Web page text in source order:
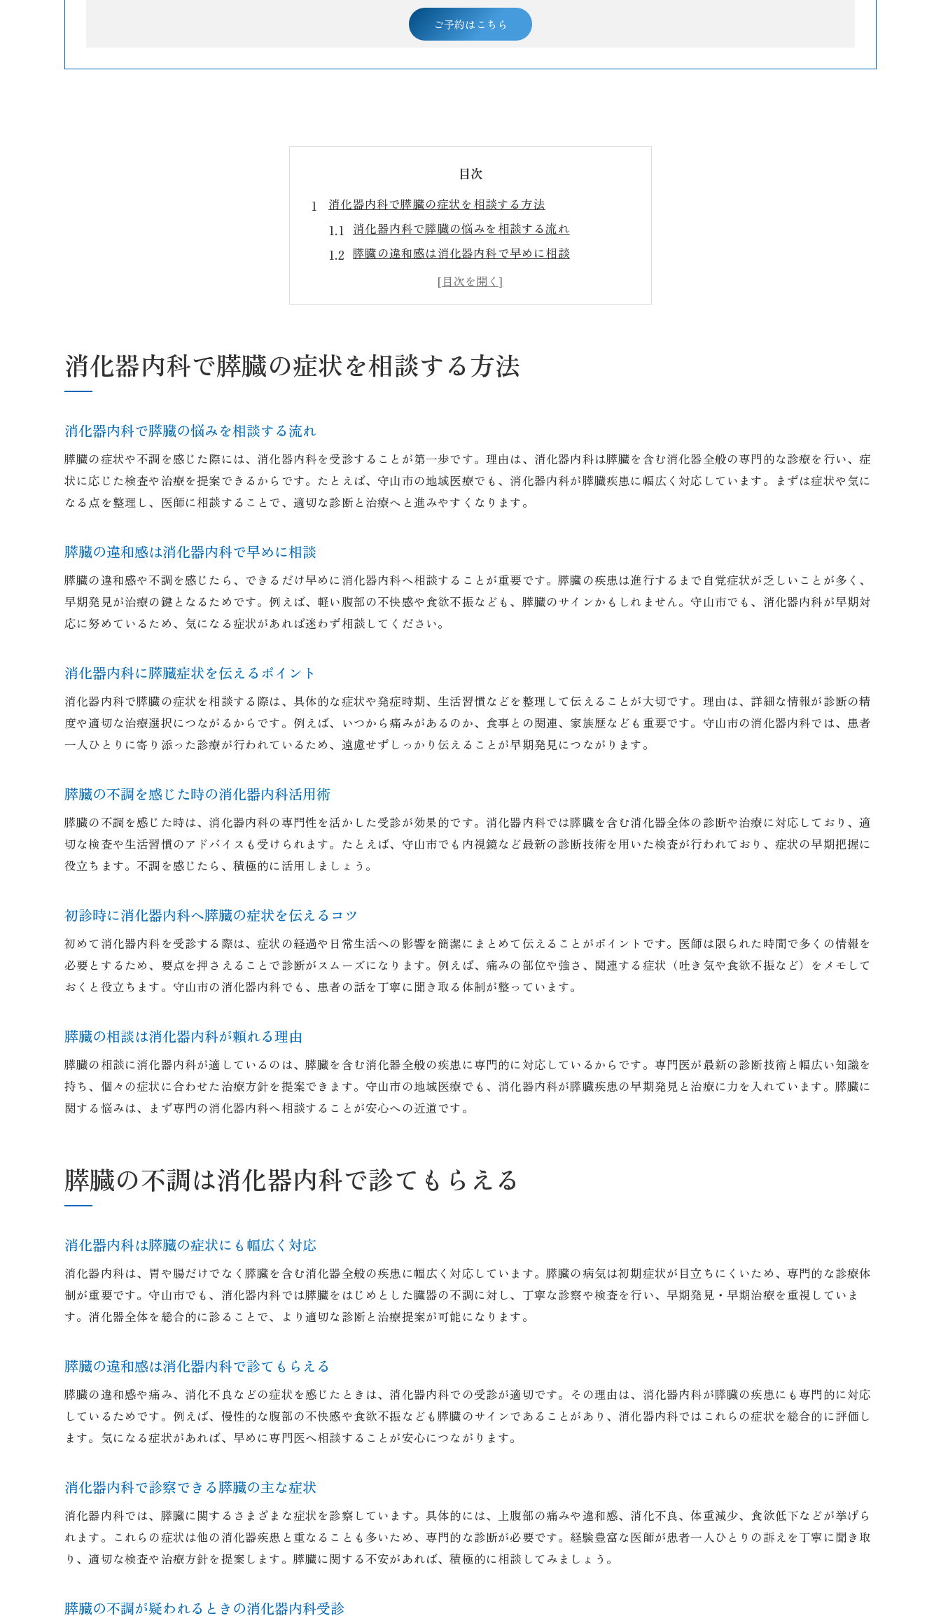
ご予約はこちら
目次
消化器内科で膵臓の症状を相談する方法
消化器内科で膵臓の悩みを相談する流れ
膵臓の違和感は消化器内科で早めに相談
消化器内科に膵臓症状を伝えるポイント
膵臓の不調を感じた時の消化器内科活用術
膵臓の相談は消化器内科が頼れる理由
膵臓の不調は消化器内科で診てもらえる
膵臓の不調が疑われるときの消化器内科受診
消化器内科で膵臓の検査や診断を受けるメリット
消化器内科で診る膵臓の主な病気を解説
膵臓疾患は消化器内科でどこまで診られるか
消化器内科で扱う膵臓疾患の種類と特徴
膵臓疾患の相談は消化器内科が適切
膵臓の症状で受診する科の選び方ガイド
膵臓の不調は消化器内科が第一選択
消化器内科での膵臓相談が適している症状例
膵臓の症状で消化器内科に行くべきタイミング
科選びに迷った時は消化器内科を活用しよう
消化器内科で行う膵臓の主な検査と診療内容
膵臓の不調に対する消化器内科の診療プロセス
消化器内科で受けられる膵臓の検査と治療
膵臓症状に対する消化器内科の診療の流れ
膵臓の悩みを消化器内科で解決する流れ
消化器内科で膵臓の悩みを相談する手順
膵臓疾患解決のための消化器内科の受診方法
消化器内科での膵臓相談から治療開始まで
膵臓の異常は消化器内科でどこまで判明するか
消化器内科で分かる膵臓異常と早期対策法
消化器内科の診療範囲と膵臓疾患の相談
消化器内科の幅広い診療範囲と膵臓相談のポイント
消化器内科で膵臓疾患を安心して相談できる理由
幅広い症状に対応する消化器内科の魅力
消化器内科で膵臓の症状を相談する方法
消化器内科で膵臓の悩みを相談する流れ
膵臓の症状や不調を感じた際には、消化器内科を受診することが第一歩です。理由は、消化器内科は膵臓を含む消化器全般の専門的な診療を行い、症
状に応じた検査や治療を提案できるからです。たとえば、守山市の地域医療でも、消化器内科が膵臓疾患に幅広く対応しています。まずは症状や気に
なる点を整理し、医師に相談することで、適切な診断と治療へと進みやすくなります。
膵臓の違和感は消化器内科で早めに相談
膵臓の違和感や不調を感じたら、できるだけ早めに消化器内科へ相談することが重要です。膵臓の疾患は進行するまで自覚症状が乏しいことが多く、
早期発見が治療の鍵となるためです。例えば、軽い腹部の不快感や食欲不振なども、膵臓のサインかもしれません。守山市でも、消化器内科が早期対
応に努めているため、気になる症状があれば迷わず相談してください。
消化器内科に膵臓症状を伝えるポイント
消化器内科で膵臓の症状を相談する際は、具体的な症状や発症時期、生活習慣などを整理して伝えることが大切です。理由は、詳細な情報が診断の精
度や適切な治療選択につながるからです。例えば、いつから痛みがあるのか、食事との関連、家族歴なども重要です。守山市の消化器内科では、患者
一人ひとりに寄り添った診療が行われているため、遠慮せずしっかり伝えることが早期発見につながります。
膵臓の不調を感じた時の消化器内科活用術
膵臓の不調を感じた時は、消化器内科の専門性を活かした受診が効果的です。消化器内科では膵臓を含む消化器全体の診断や治療に対応しており、適
切な検査や生活習慣のアドバイスも受けられます。たとえば、守山市でも内視鏡など最新の診断技術を用いた検査が行われており、症状の早期把握に
役立ちます。不調を感じたら、積極的に活用しましょう。
初診時に消化器内科へ膵臓の症状を伝えるコツ
初めて消化器内科を受診する際は、症状の経過や日常生活への影響を簡潔にまとめて伝えることがポイントです。医師は限られた時間で多くの情報を
必要とするため、要点を押さえることで診断がスムーズになります。例えば、痛みの部位や強さ、関連する症状（吐き気や食欲不振など）をメモして
おくと役立ちます。守山市の消化器内科でも、患者の話を丁寧に聞き取る体制が整っています。
膵臓の相談は消化器内科が頼れる理由
膵臓の相談に消化器内科が適しているのは、膵臓を含む消化器全般の疾患に専門的に対応しているからです。専門医が最新の診断技術と幅広い知識を
持ち、個々の症状に合わせた治療方針を提案できます。守山市の地域医療でも、消化器内科が膵臓疾患の早期発見と治療に力を入れています。膵臓に
関する悩みは、まず専門の消化器内科へ相談することが安心への近道です。
膵臓の不調は消化器内科で診てもらえる
消化器内科は膵臓の症状にも幅広く対応
消化器内科は、胃や腸だけでなく膵臓を含む消化器全般の疾患に幅広く対応しています。膵臓の病気は初期症状が目立ちにくいため、専門的な診療体
制が重要です。守山市でも、消化器内科では膵臓をはじめとした臓器の不調に対し、丁寧な診察や検査を行い、早期発見・早期治療を重視していま
す。消化器全体を総合的に診ることで、より適切な診断と治療提案が可能になります。
膵臓の違和感は消化器内科で診てもらえる
膵臓の違和感や痛み、消化不良などの症状を感じたときは、消化器内科での受診が適切です。その理由は、消化器内科が膵臓の疾患にも専門的に対応
しているためです。例えば、慢性的な腹部の不快感や食欲不振なども膵臓のサインであることがあり、消化器内科ではこれらの症状を総合的に評価し
ます。気になる症状があれば、早めに専門医へ相談することが安心につながります。
消化器内科で診察できる膵臓の主な症状
消化器内科では、膵臓に関するさまざまな症状を診察しています。具体的には、上腹部の痛みや違和感、消化不良、体重減少、食欲低下などが挙げら
れます。これらの症状は他の消化器疾患と重なることも多いため、専門的な診断が必要です。経験豊富な医師が患者一人ひとりの訴えを丁寧に聞き取
り、適切な検査や治療方針を提案します。膵臓に関する不安があれば、積極的に相談してみましょう。
膵臓の不調が疑われるときの消化器内科受診